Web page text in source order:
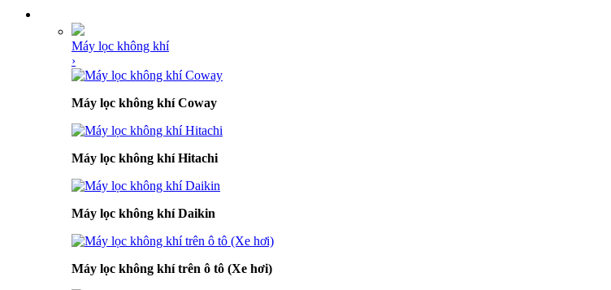
Máy lọc không khí
›
Máy lọc không khí Coway
Máy lọc không khí Hitachi
Máy lọc không khí Daikin
Máy lọc không khí trên ô tô (Xe hơi)